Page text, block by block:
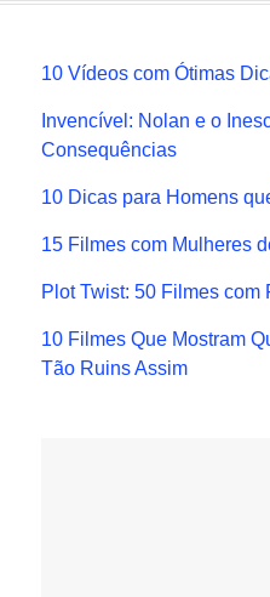
10 Vídeos com Ótimas
Invencível: Nolan e o
Consequências
10 Dicas para Homens
15 Filmes com Mulheres
Plot Twist: 50 Filmes
10 Filmes Que Mostram
Tão Ruins Assim